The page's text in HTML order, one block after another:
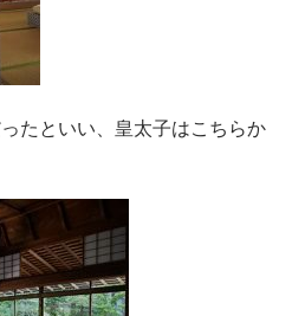
たといい、皇太子はこちらか